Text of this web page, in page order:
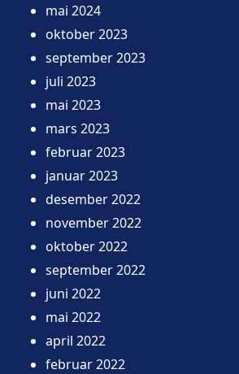
mai 2024
oktober 2023
september 2023
juli 2023
mai 2023
mars 2023
februar 2023
januar 2023
desember 2022
november 2022
oktober 2022
september 2022
juni 2022
mai 2022
april 2022
februar 2022